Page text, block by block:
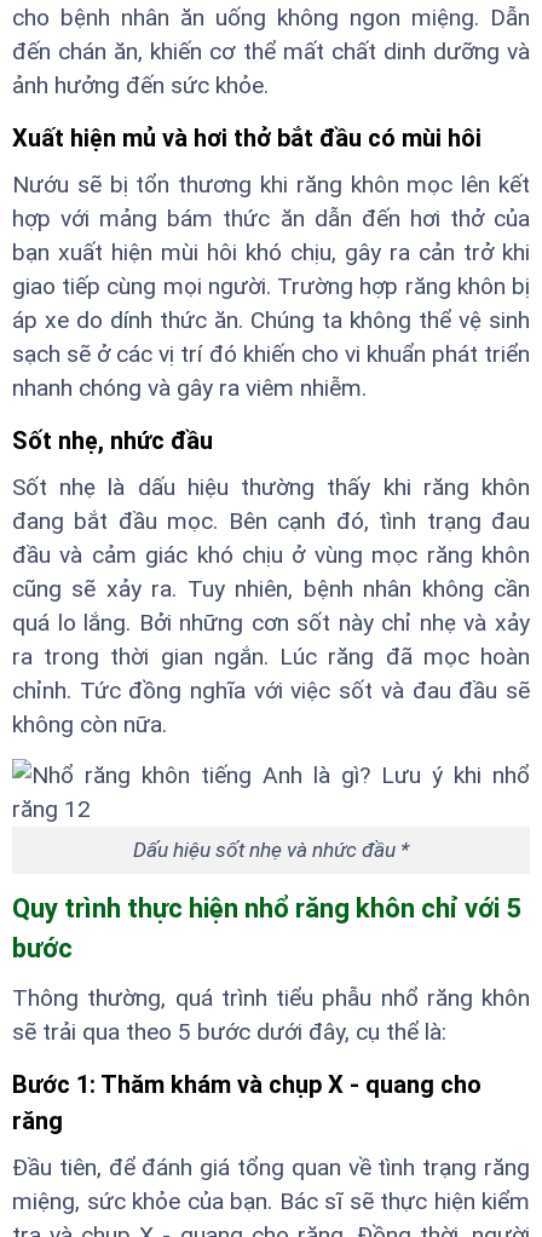
cho bệnh nhân ăn uống không ngon miệng. Dẫn
đến chán ăn, khiến cơ thể mất chất dinh dưỡng và
ảnh hưởng đến sức khỏe.
Xuất hiện mủ và hơi thở bắt đầu có mùi hôi
Nướu sẽ bị tổn thương khi răng khôn mọc lên kết
hợp với mảng bám thức ăn dẫn đến hơi thở của
bạn xuất hiện mùi hôi khó chịu, gây ra cản trở khi
giao tiếp cùng mọi người. Trường hợp răng khôn bị
áp xe do dính thức ăn. Chúng ta không thể vệ sinh
sạch sẽ ở các vị trí đó khiến cho vi khuẩn phát triển
nhanh chóng và gây ra viêm nhiễm.
Sốt nhẹ, nhức đầu
Sốt nhẹ là dấu hiệu thường thấy khi răng khôn
đang bắt đầu mọc. Bên cạnh đó, tình trạng đau
đầu và cảm giác khó chịu ở vùng mọc răng khôn
cũng sẽ xảy ra. Tuy nhiên, bệnh nhân không cần
quá lo lắng. Bởi những cơn sốt này chỉ nhẹ và xảy
ra trong thời gian ngắn. Lúc răng đã mọc hoàn
chỉnh. Tức đồng nghĩa với việc sốt và đau đầu sẽ
không còn nữa.
Dấu hiệu sốt nhẹ và nhức đầu *
Quy trình thực hiện nhổ răng khôn chỉ với 5
bước
Thông thường, quá trình tiểu phẫu nhổ răng khôn
sẽ trải qua theo 5 bước dưới đây, cụ thể là:
Bước 1: Thăm khám và chụp X - quang cho
răng
Đầu tiên, để đánh giá tổng quan về tình trạng răng
miệng, sức khỏe của bạn. Bác sĩ sẽ thực hiện kiểm